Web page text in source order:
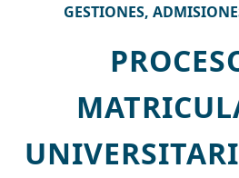
GESTIONES,